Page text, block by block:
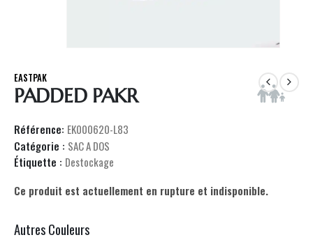
EASTPAK
PADDED PAKR
Référence: EK000620-L83
Catégorie : SAC A DOS
Étiquette : Destockage
Ce produit est actuellement en rupture et indisponible.
Autres Couleurs